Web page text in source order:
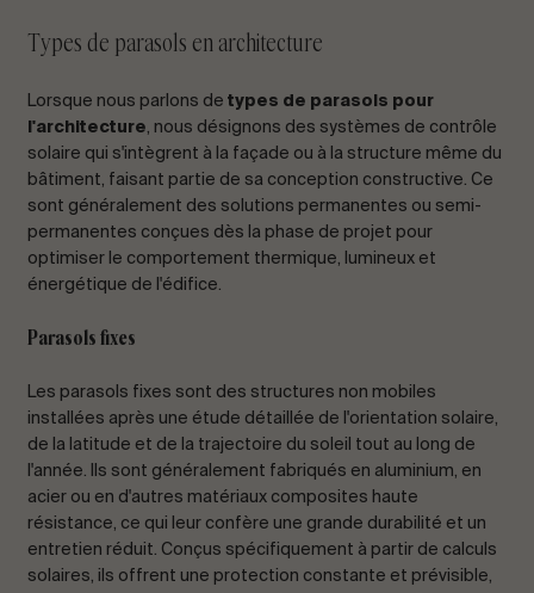
Types de parasols en architecture
Lorsque nous parlons de types de parasols pour
l'architecture, nous désignons des systèmes de contrôle
solaire qui s'intègrent à la façade ou à la structure même du
bâtiment, faisant partie de sa conception constructive. Ce
sont généralement des solutions permanentes ou semi-
permanentes conçues dès la phase de projet pour
optimiser le comportement thermique, lumineux et
énergétique de l'édifice.
Parasols fixes
Les parasols fixes sont des structures non mobiles
installées après une étude détaillée de l'orientation solaire,
de la latitude et de la trajectoire du soleil tout au long de
l'année. Ils sont généralement fabriqués en aluminium, en
acier ou en d'autres matériaux composites haute
résistance, ce qui leur confère une grande durabilité et un
entretien réduit. Conçus spécifiquement à partir de calculs
solaires, ils offrent une protection constante et prévisible,